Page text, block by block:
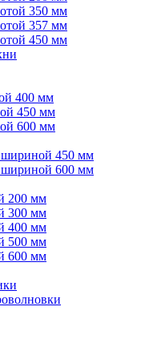
350 мм
357 мм
450 мм
400 мм
450 мм
600 мм
шириной 450 мм
шириной 600 мм
200 мм
300 мм
400 мм
500 мм
600 мм